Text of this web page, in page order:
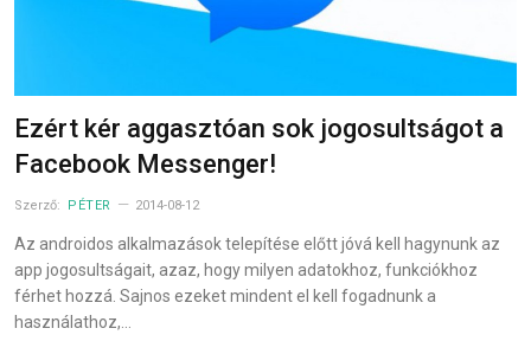
Ezért kér aggasztóan sok jogosultságot a
Facebook Messenger!
Szerző: PÉTER 2014-08-12
Az androidos alkalmazások telepítése előtt jóvá kell hagynunk az
app jogosultságait, azaz, hogy milyen adatokhoz, funkciókhoz
férhet hozzá. Sajnos ezeket mindent el kell fogadnunk a
használathoz,…